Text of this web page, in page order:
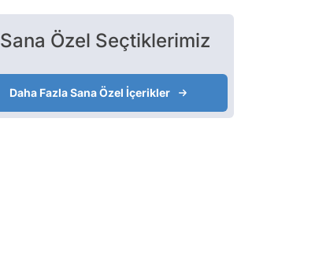
Sana Özel Seçtiklerimiz
Daha Fazla Sana Özel İçerikler